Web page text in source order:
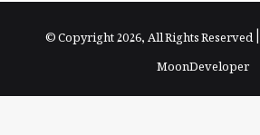
© Copyright 2026, All Rights Reserved |
MoonDeveloper